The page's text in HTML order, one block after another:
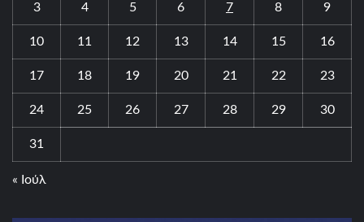
3 4 5 6 7 8 9
10 11 12 13 14 15 16
17 18 19 20 21 22 23
24 25 26 27 28 29 30
31
« Ιούλ